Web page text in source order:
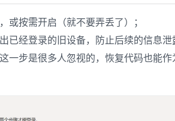
或按需开启（就不要弄丢了）；
已经登录的旧设备，防止后续的信息泄
一步是很多人忽视的，恢复代码也能作